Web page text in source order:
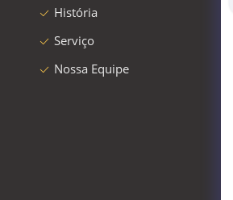
História
Serviço
Nossa Equipe